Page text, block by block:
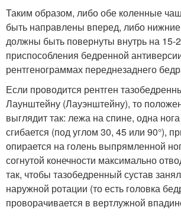
Таким образом, либо обе коленные
быть направлены вперед, либо нижние
должны быть повернуты внутрь на 15-
приспособления бедренной
рентгенограммах переднезаднего
Если проводится рентген
Лаунштейну (Лауэнштейну), то
выглядит так: лежа на спине, одна
сгибается (под углом 30, 45 или 90°),
опирается на голень выпрямленной
согнутой конечности максимально
так, чтобы тазобедренный сустав
наружной ротации (то есть головка
проворачивается в вертлужной